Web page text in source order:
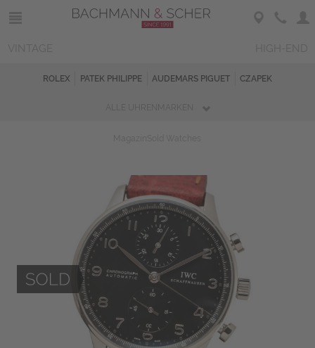
ROLEX PATEK PHILIPPE AUDEMARS PIGUET CZAPEK